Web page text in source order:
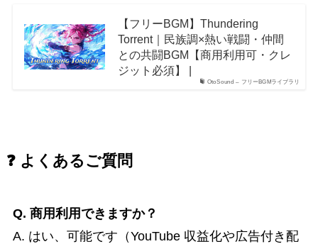
OtoSound – フリーBGMライブラリ
【フリーBGM】Thundering
Torrent｜民族調×熱い戦闘・仲間
との共闘BGM【商用利用可・クレ
ジット必須】 |
❓ よくあるご質問
Q. 商用利用できますか？
A. はい、可能です（YouTube 収益化や広告付き配